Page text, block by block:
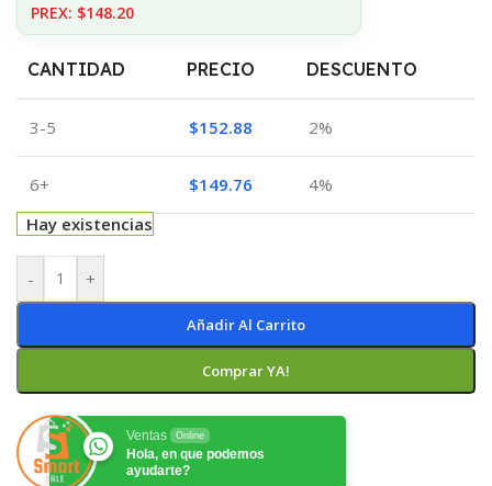
PREX: $148.20
CANTIDAD PRECIO DESCUENTO
3-5 $152.88 2%
6+ $149.76
4%
Hay existencias
- +
Añadir Al Carrito
Comprar YA!
Ventas Online
Hola, en que podemos
ayudarte?